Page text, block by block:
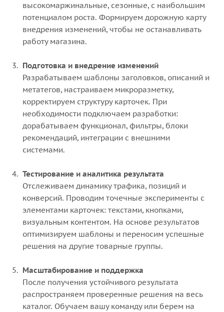
высокомаржинальные, сезонные, с наибольшим
потенциалом роста. Формируем дорожную карту
внедрения изменений, чтобы не останавливать
работу магазина.
Подготовка и внедрение изменений
Разрабатываем шаблоны заголовков, описаний и
метатегов, настраиваем микроразметку,
корректируем структуру карточек. При
необходимости подключаем разработки:
дорабатываем функционал, фильтры, блоки
рекомендаций, интеграции с внешними
системами.
Тестирование и аналитика результата
Отслеживаем динамику трафика, позиций и
конверсий. Проводим точечные эксперименты с
элементами карточек: текстами, кнопками,
визуальным контентом. На основе результатов
оптимизируем шаблоны и переносим успешные
решения на другие товарные группы.
Масштабирование и поддержка
После получения устойчивого результата
распространяем проверенные решения на весь
каталог. Обучаем вашу команду или берем на